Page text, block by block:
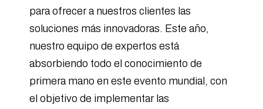
para ofrecer a nuestros clientes las
soluciones más innovadoras. Este año,
nuestro equipo de expertos está
absorbiendo todo el conocimiento de
primera mano en este evento mundial, con
el objetivo de implementar las